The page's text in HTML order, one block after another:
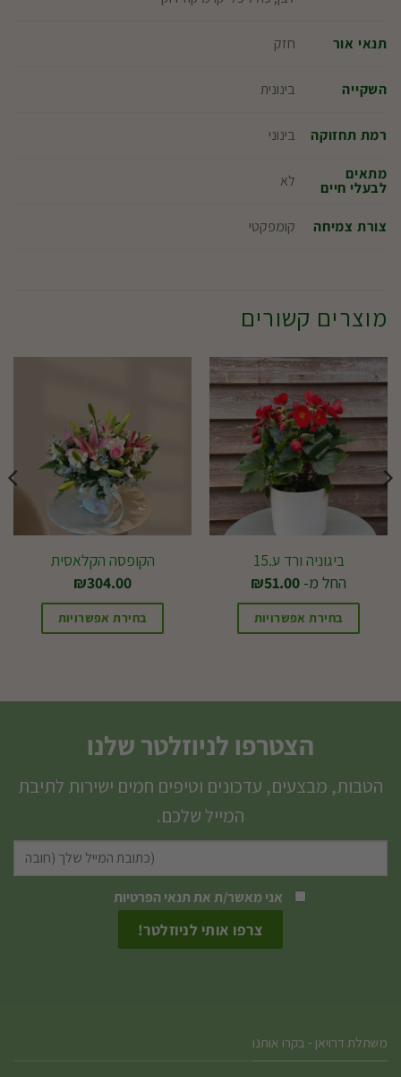
תנאי אור חזק
השקייה בינונית
רמת תחזוקה בינוני
מתאים
לבעלי חיים לא
צורת צמיחה קומפקטי
מוצרים קשורים
ביגוניה ורד ע.15
החל מ-
₪51.00
בחירת אפשרויות
סוגים.
לבחור
האפשרויות
בעמוד
המוצר
הקופסה הקלאסית
₪304.00
בחירת אפשרויות
הצטרפו לניוזלטר שלנו
הטבות, מבצעים, עדכונים וטיפים חמים ישירות לתיבת
המייל שלכם.
אני מאשר/ת אתתנאי הפרטיות
משתלת דרויאן - בקרו אותנו